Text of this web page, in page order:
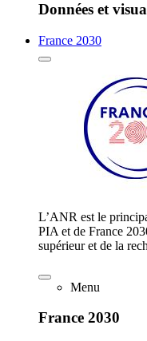
Données et
France 2030
L’ANR est le
PIA et de France
supérieur et de la
Menu
France 2030